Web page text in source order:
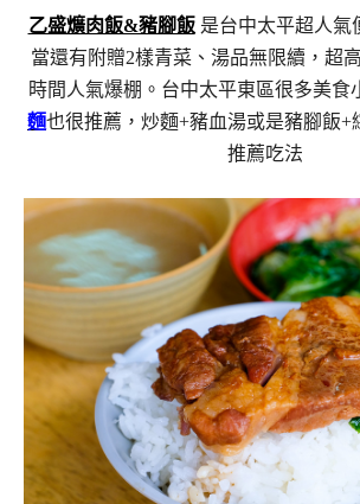
乙盛爌肉飯&豬腳飯是台中太平超人氣
當還有附贈2樣青菜、湯品無限續，超
時間人氣爆棚。台中太平東區很多美食
麵也很推薦，炒麵+豬血湯或是豬腳飯+
推薦吃法